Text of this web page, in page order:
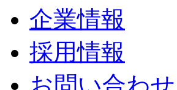
企業情報
採用情報